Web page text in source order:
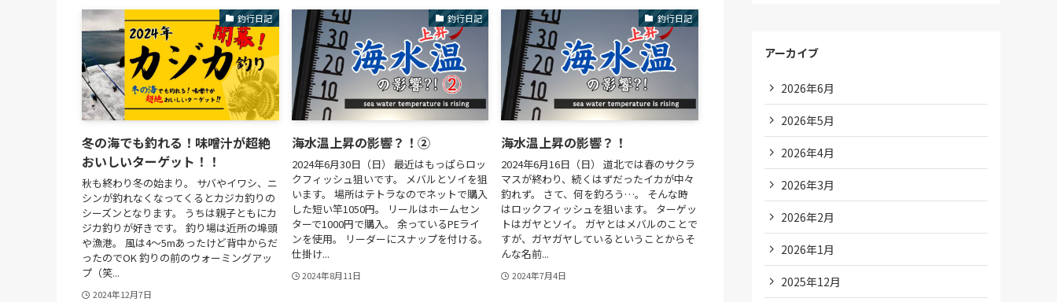
釣行日記
冬の海でも釣れる！味噌汁が超絶
おいしいターゲット！！
秋も終わり冬の始まり。 サバやイワシ、ニ
シンが釣れなくなってくるとカジカ釣りの
シーズンとなります。 うちは親子ともにカ
ジカ釣りが好きです。 釣り場は近所の埠頭
や漁港。 風は4～5mあったけど背中からだ
ったのでOK 釣りの前のウォーミングアッ
プ（笑...
2024年12月7日
釣行日記
海水温上昇の影響？！②
2024年6月30日（日） 最近はもっぱらロッ
クフィッシュ狙いです。 メバルとソイを狙
います。 場所はテトラなのでネットで購入
した短い竿1050円。 リールはホームセン
ターで1000円で購入。 余っているPEライ
ンを使用。 リーダーにスナップを付ける。
仕掛け...
2024年8月11日
釣行日記
海水温上昇の影響？！
2024年6月16日（日） 道北では春のサクラ
マスが終わり、続くはずだったイカが中々
釣れず。 さて、何を釣ろう…。 そんな時
はロックフィッシュを狙います。 ターゲッ
トはガヤとソイ。 ガヤとはメバルのことで
すが、ガヤガヤしているということからそ
んな名前...
2024年7月4日
アーカイブ
2026年6月
2026年5月
2026年4月
2026年3月
2026年2月
2026年1月
2025年12月